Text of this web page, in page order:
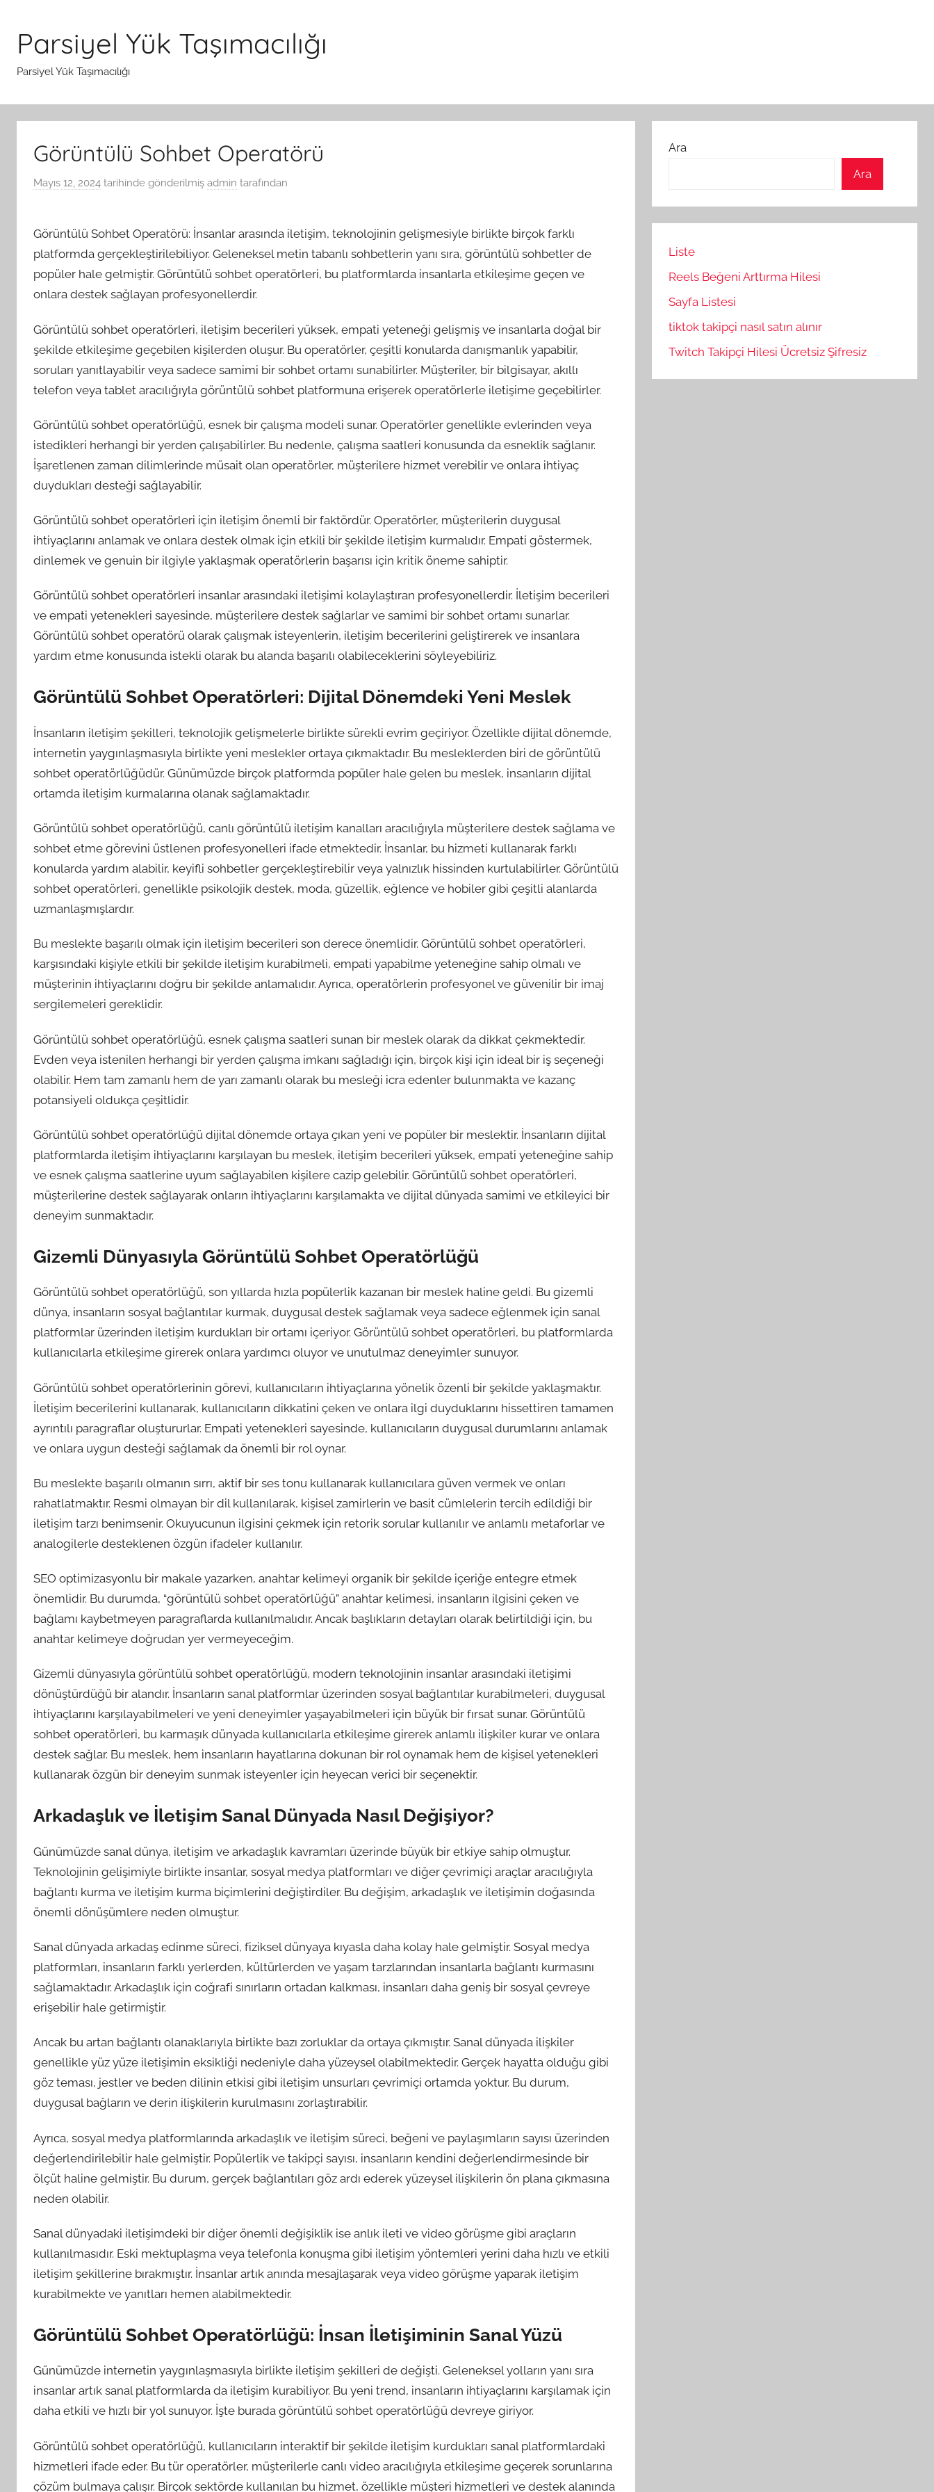
Parsiyel Yük Taşımacılığı
Parsiyel Yük Taşımacılığı
Görüntülü Sohbet Operatörü
Mayıs 12, 2024 tarihinde gönderilmiş admin tarafından
Görüntülü Sohbet Operatörü: İnsanlar arasında iletişim, teknolojinin gelişmesiyle birlikte birçok farklı
platformda gerçekleştirilebiliyor. Geleneksel metin tabanlı sohbetlerin yanı sıra, görüntülü sohbetler de
popüler hale gelmiştir. Görüntülü sohbet operatörleri, bu platformlarda insanlarla etkileşime geçen ve
onlara destek sağlayan profesyonellerdir.
Görüntülü sohbet operatörleri, iletişim becerileri yüksek, empati yeteneği gelişmiş ve insanlarla doğal bir
şekilde etkileşime geçebilen kişilerden oluşur. Bu operatörler, çeşitli konularda danışmanlık yapabilir,
soruları yanıtlayabilir veya sadece samimi bir sohbet ortamı sunabilirler. Müşteriler, bir bilgisayar, akıllı
telefon veya tablet aracılığıyla görüntülü sohbet platformuna erişerek operatörlerle iletişime geçebilirler.
Görüntülü sohbet operatörlüğü, esnek bir çalışma modeli sunar. Operatörler genellikle evlerinden veya
istedikleri herhangi bir yerden çalışabilirler. Bu nedenle, çalışma saatleri konusunda da esneklik sağlanır.
İşaretlenen zaman dilimlerinde müsait olan operatörler, müşterilere hizmet verebilir ve onlara ihtiyaç
duydukları desteği sağlayabilir.
Görüntülü sohbet operatörleri için iletişim önemli bir faktördür. Operatörler, müşterilerin duygusal
ihtiyaçlarını anlamak ve onlara destek olmak için etkili bir şekilde iletişim kurmalıdır. Empati göstermek,
dinlemek ve genuin bir ilgiyle yaklaşmak operatörlerin başarısı için kritik öneme sahiptir.
Görüntülü sohbet operatörleri insanlar arasındaki iletişimi kolaylaştıran profesyonellerdir. İletişim becerileri
ve empati yetenekleri sayesinde, müşterilere destek sağlarlar ve samimi bir sohbet ortamı sunarlar.
Görüntülü sohbet operatörü olarak çalışmak isteyenlerin, iletişim becerilerini geliştirerek ve insanlara
yardım etme konusunda istekli olarak bu alanda başarılı olabileceklerini söyleyebiliriz.
Görüntülü Sohbet Operatörleri: Dijital Dönemdeki Yeni Meslek
İnsanların iletişim şekilleri, teknolojik gelişmelerle birlikte sürekli evrim geçiriyor. Özellikle dijital dönemde,
internetin yaygınlaşmasıyla birlikte yeni meslekler ortaya çıkmaktadır. Bu mesleklerden biri de görüntülü
sohbet operatörlüğüdür. Günümüzde birçok platformda popüler hale gelen bu meslek, insanların dijital
ortamda iletişim kurmalarına olanak sağlamaktadır.
Görüntülü sohbet operatörlüğü, canlı görüntülü iletişim kanalları aracılığıyla müşterilere destek sağlama ve
sohbet etme görevini üstlenen profesyonelleri ifade etmektedir. İnsanlar, bu hizmeti kullanarak farklı
konularda yardım alabilir, keyifli sohbetler gerçekleştirebilir veya yalnızlık hissinden kurtulabilirler. Görüntülü
sohbet operatörleri, genellikle psikolojik destek, moda, güzellik, eğlence ve hobiler gibi çeşitli alanlarda
uzmanlaşmışlardır.
Bu meslekte başarılı olmak için iletişim becerileri son derece önemlidir. Görüntülü sohbet operatörleri,
karşısındaki kişiyle etkili bir şekilde iletişim kurabilmeli, empati yapabilme yeteneğine sahip olmalı ve
müşterinin ihtiyaçlarını doğru bir şekilde anlamalıdır. Ayrıca, operatörlerin profesyonel ve güvenilir bir imaj
sergilemeleri gereklidir.
Görüntülü sohbet operatörlüğü, esnek çalışma saatleri sunan bir meslek olarak da dikkat çekmektedir.
Evden veya istenilen herhangi bir yerden çalışma imkanı sağladığı için, birçok kişi için ideal bir iş seçeneği
olabilir. Hem tam zamanlı hem de yarı zamanlı olarak bu mesleği icra edenler bulunmakta ve kazanç
potansiyeli oldukça çeşitlidir.
Görüntülü sohbet operatörlüğü dijital dönemde ortaya çıkan yeni ve popüler bir meslektir. İnsanların dijital
platformlarda iletişim ihtiyaçlarını karşılayan bu meslek, iletişim becerileri yüksek, empati yeteneğine sahip
ve esnek çalışma saatlerine uyum sağlayabilen kişilere cazip gelebilir. Görüntülü sohbet operatörleri,
müşterilerine destek sağlayarak onların ihtiyaçlarını karşılamakta ve dijital dünyada samimi ve etkileyici bir
deneyim sunmaktadır.
Gizemli Dünyasıyla Görüntülü Sohbet Operatörlüğü
Görüntülü sohbet operatörlüğü, son yıllarda hızla popülerlik kazanan bir meslek haline geldi. Bu gizemli
dünya, insanların sosyal bağlantılar kurmak, duygusal destek sağlamak veya sadece eğlenmek için sanal
platformlar üzerinden iletişim kurdukları bir ortamı içeriyor. Görüntülü sohbet operatörleri, bu platformlarda
kullanıcılarla etkileşime girerek onlara yardımcı oluyor ve unutulmaz deneyimler sunuyor.
Görüntülü sohbet operatörlerinin görevi, kullanıcıların ihtiyaçlarına yönelik özenli bir şekilde yaklaşmaktır.
İletişim becerilerini kullanarak, kullanıcıların dikkatini çeken ve onlara ilgi duyduklarını hissettiren tamamen
ayrıntılı paragraflar oluştururlar. Empati yetenekleri sayesinde, kullanıcıların duygusal durumlarını anlamak
ve onlara uygun desteği sağlamak da önemli bir rol oynar.
Bu meslekte başarılı olmanın sırrı, aktif bir ses tonu kullanarak kullanıcılara güven vermek ve onları
rahatlatmaktır. Resmi olmayan bir dil kullanılarak, kişisel zamirlerin ve basit cümlelerin tercih edildiği bir
iletişim tarzı benimsenir. Okuyucunun ilgisini çekmek için retorik sorular kullanılır ve anlamlı metaforlar ve
analogilerle desteklenen özgün ifadeler kullanılır.
SEO optimizasyonlu bir makale yazarken, anahtar kelimeyi organik bir şekilde içeriğe entegre etmek
önemlidir. Bu durumda, “görüntülü sohbet operatörlüğü” anahtar kelimesi, insanların ilgisini çeken ve
bağlamı kaybetmeyen paragraflarda kullanılmalıdır. Ancak başlıkların detayları olarak belirtildiği için, bu
anahtar kelimeye doğrudan yer vermeyeceğim.
Gizemli dünyasıyla görüntülü sohbet operatörlüğü, modern teknolojinin insanlar arasındaki iletişimi
dönüştürdüğü bir alandır. İnsanların sanal platformlar üzerinden sosyal bağlantılar kurabilmeleri, duygusal
ihtiyaçlarını karşılayabilmeleri ve yeni deneyimler yaşayabilmeleri için büyük bir fırsat sunar. Görüntülü
sohbet operatörleri, bu karmaşık dünyada kullanıcılarla etkileşime girerek anlamlı ilişkiler kurar ve onlara
destek sağlar. Bu meslek, hem insanların hayatlarına dokunan bir rol oynamak hem de kişisel yetenekleri
kullanarak özgün bir deneyim sunmak isteyenler için heyecan verici bir seçenektir.
Arkadaşlık ve İletişim Sanal Dünyada Nasıl Değişiyor?
Günümüzde sanal dünya, iletişim ve arkadaşlık kavramları üzerinde büyük bir etkiye sahip olmuştur.
Teknolojinin gelişimiyle birlikte insanlar, sosyal medya platformları ve diğer çevrimiçi araçlar aracılığıyla
bağlantı kurma ve iletişim kurma biçimlerini değiştirdiler. Bu değişim, arkadaşlık ve iletişimin doğasında
önemli dönüşümlere neden olmuştur.
Sanal dünyada arkadaş edinme süreci, fiziksel dünyaya kıyasla daha kolay hale gelmiştir. Sosyal medya
platformları, insanların farklı yerlerden, kültürlerden ve yaşam tarzlarından insanlarla bağlantı kurmasını
sağlamaktadır. Arkadaşlık için coğrafi sınırların ortadan kalkması, insanları daha geniş bir sosyal çevreye
erişebilir hale getirmiştir.
Ancak bu artan bağlantı olanaklarıyla birlikte bazı zorluklar da ortaya çıkmıştır. Sanal dünyada ilişkiler
genellikle yüz yüze iletişimin eksikliği nedeniyle daha yüzeysel olabilmektedir. Gerçek hayatta olduğu gibi
göz teması, jestler ve beden dilinin etkisi gibi iletişim unsurları çevrimiçi ortamda yoktur. Bu durum,
duygusal bağların ve derin ilişkilerin kurulmasını zorlaştırabilir.
Ayrıca, sosyal medya platformlarında arkadaşlık ve iletişim süreci, beğeni ve paylaşımların sayısı üzerinden
değerlendirilebilir hale gelmiştir. Popülerlik ve takipçi sayısı, insanların kendini değerlendirmesinde bir
ölçüt haline gelmiştir. Bu durum, gerçek bağlantıları göz ardı ederek yüzeysel ilişkilerin ön plana çıkmasına
neden olabilir.
Sanal dünyadaki iletişimdeki bir diğer önemli değişiklik ise anlık ileti ve video görüşme gibi araçların
kullanılmasıdır. Eski mektuplaşma veya telefonla konuşma gibi iletişim yöntemleri yerini daha hızlı ve etkili
iletişim şekillerine bırakmıştır. İnsanlar artık anında mesajlaşarak veya video görüşme yaparak iletişim
kurabilmekte ve yanıtları hemen alabilmektedir.
Görüntülü Sohbet Operatörlüğü: İnsan İletişiminin Sanal Yüzü
Günümüzde internetin yaygınlaşmasıyla birlikte iletişim şekilleri de değişti. Geleneksel yolların yanı sıra
insanlar artık sanal platformlarda da iletişim kurabiliyor. Bu yeni trend, insanların ihtiyaçlarını karşılamak için
daha etkili ve hızlı bir yol sunuyor. İşte burada görüntülü sohbet operatörlüğü devreye giriyor.
Görüntülü sohbet operatörlüğü, kullanıcıların interaktif bir şekilde iletişim kurdukları sanal platformlardaki
hizmetleri ifade eder. Bu tür operatörler, müşterilerle canlı video aracılığıyla etkileşime geçerek sorunlarına
çözüm bulmaya çalışır. Birçok sektörde kullanılan bu hizmet, özellikle müşteri hizmetleri ve destek alanında
Ara
Ara
Liste
Reels Beğeni Arttırma Hilesi
Sayfa Listesi
tiktok takipçi nasıl satın alınır
Twitch Takipçi Hilesi Ücretsiz Şifresiz